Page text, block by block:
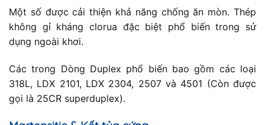
Một số được cải thiện khả năng chống ăn mòn. Thép
không gỉ kháng clorua đặc biệt phổ biến trong sử
dụng ngoài khơi.
Các trong Dòng Duplex phổ biến bao gồm các loại
318L, LDX 2101, LDX 2304, 2507 và 4501 (Còn được
gọi là 25CR superduplex).